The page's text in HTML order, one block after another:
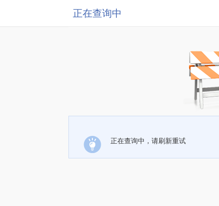
正在查询中
正在查询中，请刷新重试